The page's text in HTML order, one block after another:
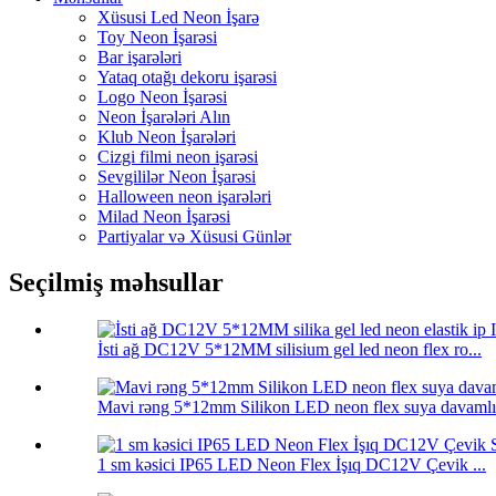
Xüsusi Led Neon İşarə
Toy Neon İşarəsi
Bar işarələri
Yataq otağı dekoru işarəsi
Logo Neon İşarəsi
Neon İşarələri Alın
Klub Neon İşarələri
Cizgi filmi neon işarəsi
Sevgililər Neon İşarəsi
Halloween neon işarələri
Milad Neon İşarəsi
Partiyalar və Xüsusi Günlər
Seçilmiş məhsullar
İsti ağ DC12V 5*12MM silisium gel led neon flex ro...
Mavi rəng 5*12mm Silikon LED neon flex suya
1 sm kəsici IP65 LED Neon Flex İşıq DC12V Çevik ...